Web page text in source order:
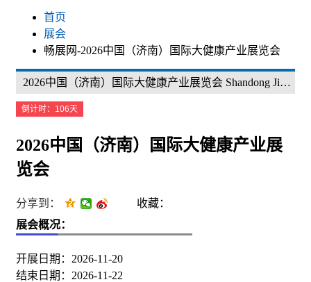
首页
展会
畅展网-2026中国（济南）国际大健康产业展览会
2026中国（济南）国际大健康产业展览会 Shandong Jinan International Health Industry Expo 2026
倒计时：106天
2026中国（济南）国际大健康产业展
览会
分享到：
收藏：
展会概况：
开展日期：2026-11-20
结束日期：2026-11-22